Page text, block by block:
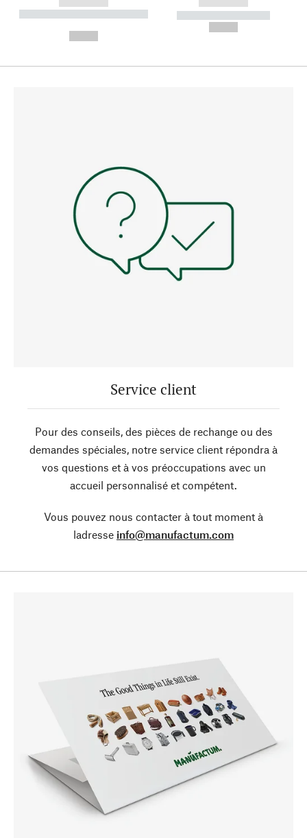
----------- ----------- --------
----------- -----------
Service client
Pour des conseils, des pièces de rechange ou des
demandes spéciales, notre service client répondra à
vos questions et à vos préoccupations avec un
accueil personnalisé et compétent.
Vous pouvez nous contacter à tout moment à
ladresse info@manufactum.com